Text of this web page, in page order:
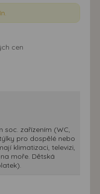
cen
soc. zařízením (WC,
pro dospělé nebo
klimatizaci, televizi,
moře. Dětská